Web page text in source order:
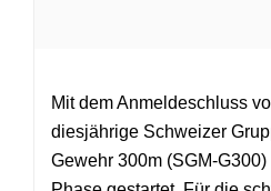
Mit dem Anmeldeschluss
diesjährige Schweizer
Gewehr 300m (SGM-